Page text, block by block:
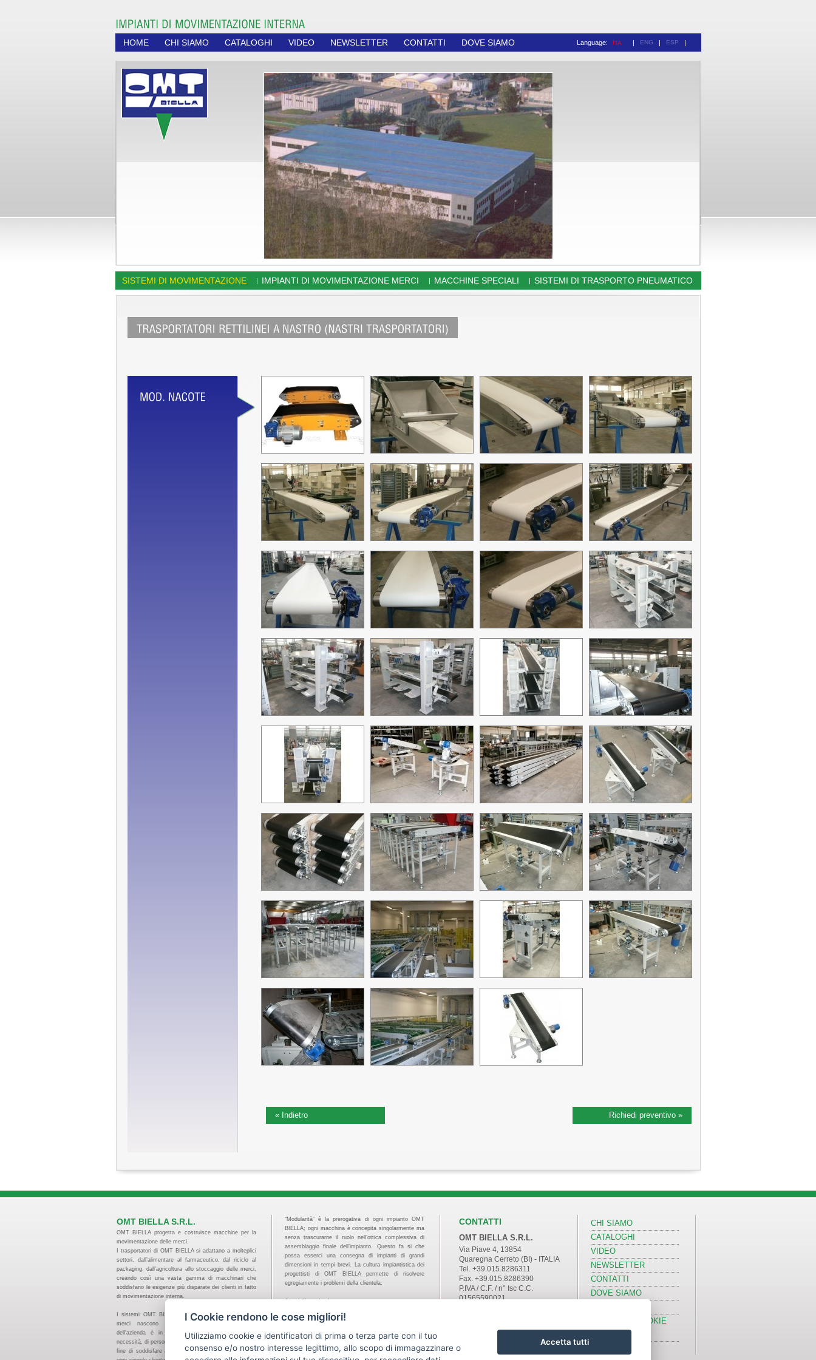
HOME CHI SIAMO CATALOGHI VIDEO NEWSLETTER CONTATTI DOVE SIAMO Language: ITA | ENG | ESP |
SISTEMI DI MOVIMENTAZIONE | IMPIANTI DI MOVIMENTAZIONE MERCI | MACCHINE SPECIALI | SISTEMI DI TRASPORTO PNEUMATICO
« Indietro Richiedi preventivo »
OMT BIELLA S.R.L.
OMT BIELLA progetta e costruisce macchine per la
movimentazione delle merci.
I trasportatori di OMT BIELLA si adattano a molteplici
settori, dall’alimentare al farmaceutico, dal riciclo al
packaging, dall’agricoltura allo stoccaggio delle merci,
creando così una vasta gamma di macchinari che
soddisfano le esigenze più disparate dei clienti in fatto
di movimentazione interna.
I sistemi OMT BIELLA per la movimentazione delle
merci nascono standard ma il team tecnico
dell'azienda è in grado, qual’ora ce ne fosse la
necessità, di personalizzare ogni tipo di trasportatore al
fine di soddisfare al meglio le specifiche esigenze di
“Modularità” è la prerogativa di ogni impianto OMT
BIELLA; ogni macchina è concepita singolarmente ma
senza trascurarne il ruolo nell’ottica complessiva di
assemblaggio finale dell’impianto. Questo fa si che
possa esserci una consegna di impianti di grandi
dimensioni in tempi brevi. La cultura impiantistica dei
progettisti di OMT BIELLA permette di risolvere
egregiamente i problemi della clientela.
Specializzazioni
material handling, nastri trasportatori, nastri
curve a rulli, catenarie, trasportatori a catena,
trasportatori modulari, nastri trasportatori a rete
metallica, nastri trasportatori modulari Intralox, nastri
CONTATTI
OMT BIELLA S.R.L.
Via Piave 4, 13854
Quaregna Cerreto (BI) - ITALIA
Tel. +39.015.8286311
Fax. +39.015.8286390
P.IVA / C.F. / n° Isc C.C.
01565590021
CHI SIAMO
CATALOGHI
VIDEO
NEWSLETTER
CONTATTI
DOVE SIAMO
PRIVACY & COOKIE
I Cookie rendono le cose migliori!
Utilizziamo cookie e identificatori di prima o terza parte con il tuo
consenso e/o nostro interesse legittimo, allo scopo di immagazzinare o
Accetta tutti